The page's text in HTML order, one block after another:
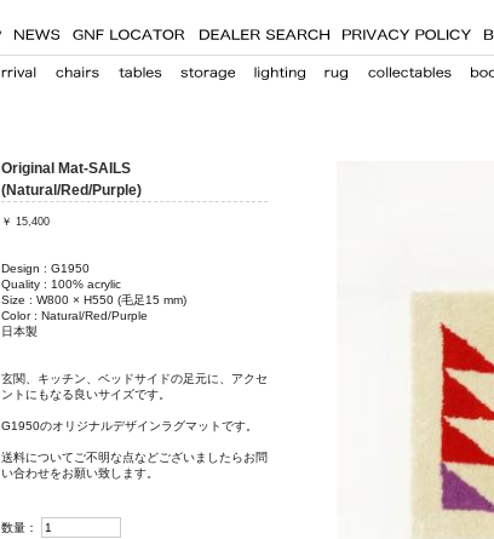
Original Mat-SAILS
(Natural/Red/Purple)
￥ 15,400
Design : G1950
Quality : 100% acrylic
Size : W800 × H550 (毛足15 mm)
Color : Natural/Red/Purple
日本製
玄関、キッチン、ベッドサイドの足元に、アクセ
ントにもなる良いサイズです。
G1950のオリジナルデザインラグマットです。
送料についてご不明な点などございましたらお問
い合わせをお願い致します。
数量：